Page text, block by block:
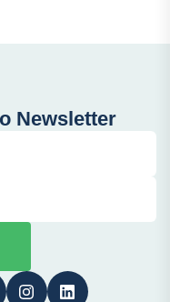
Newsletter